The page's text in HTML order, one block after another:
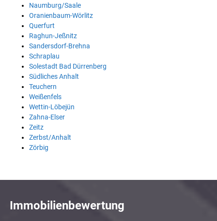
Naumburg/Saale
Oranienbaum-Wörlitz
Querfurt
Raghun-Jeßnitz
Sandersdorf-Brehna
Schraplau
Solestadt Bad Dürrenberg
Südliches Anhalt
Teuchern
Weißenfels
Wettin-Löbejün
Zahna-Elser
Zeitz
Zerbst/Anhalt
Zörbig
Immobilienbewertung